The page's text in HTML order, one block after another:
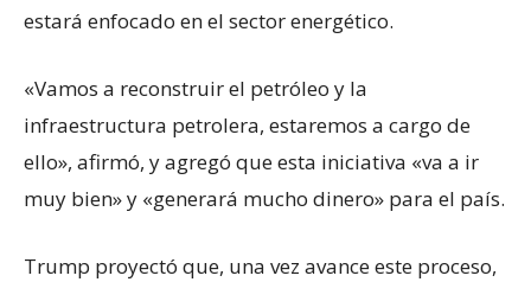
estará enfocado en el sector energético.
«Vamos a reconstruir el petróleo y la
infraestructura petrolera, estaremos a cargo de
ello», afirmó, y agregó que esta iniciativa «va a ir
muy bien» y «generará mucho dinero» para el país.
Trump proyectó que, una vez avance este proceso,